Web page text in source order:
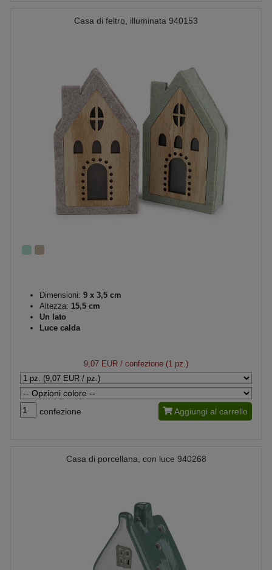
Casa di feltro, illuminata 940153
Dimensioni: 9 x 3,5 cm
Altezza: 15,5 cm
Un lato
Luce calda
9,07 EUR / confezione (1 pz.)
confezione Aggiungi al carrello
Casa di porcellana, con luce 940268